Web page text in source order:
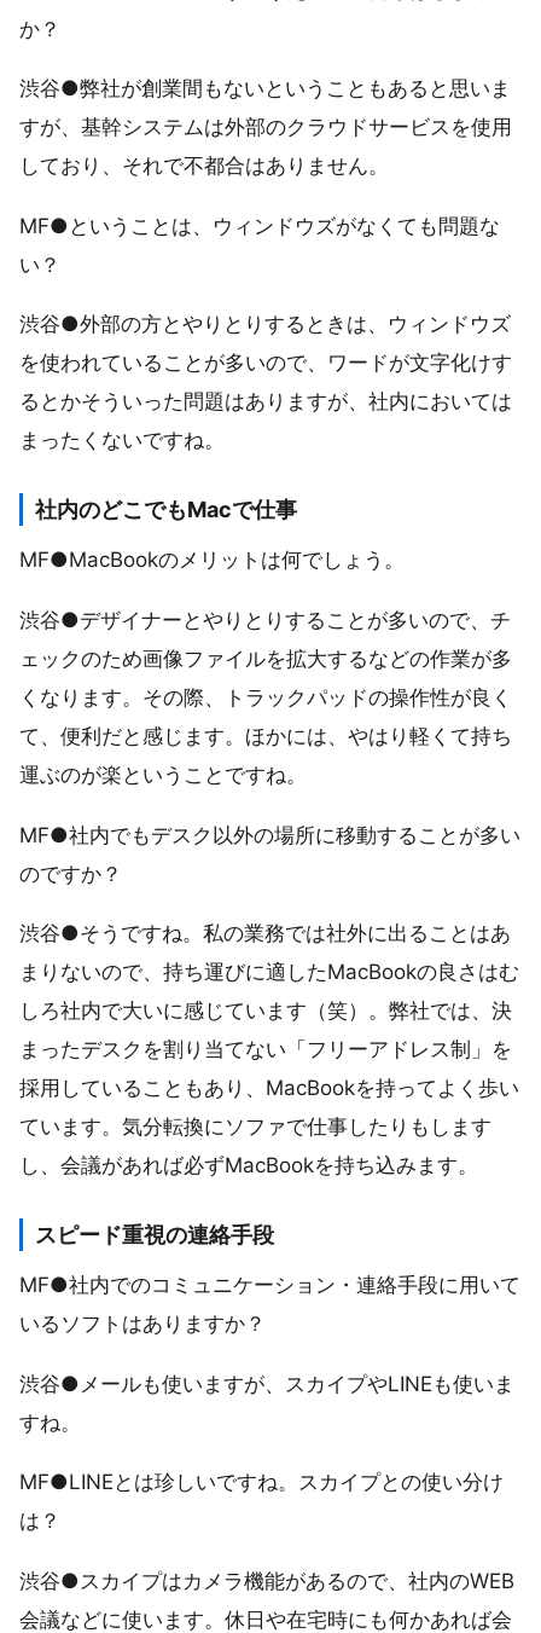
か？
渋谷●弊社が創業間もないということもあると思いま
すが、基幹システムは外部のクラウドサービスを使用
しており、それで不都合はありません。
MF●ということは、ウィンドウズがなくても問題な
い？
渋谷●外部の方とやりとりするときは、ウィンドウズ
を使われていることが多いので、ワードが文字化けす
るとかそういった問題はありますが、社内においては
まったくないですね。
社内のどこでもMacで仕事
MF●MacBookのメリットは何でしょう。
渋谷●デザイナーとやりとりすることが多いので、チ
ェックのため画像ファイルを拡大するなどの作業が多
くなります。その際、トラックパッドの操作性が良く
て、便利だと感じます。ほかには、やはり軽くて持ち
運ぶのが楽ということですね。
MF●社内でもデスク以外の場所に移動することが多い
のですか？
渋谷●そうですね。私の業務では社外に出ることはあ
まりないので、持ち運びに適したMacBookの良さはむ
しろ社内で大いに感じています（笑）。弊社では、決
まったデスクを割り当てない「フリーアドレス制」を
採用していることもあり、MacBookを持ってよく歩い
ています。気分転換にソファで仕事したりもします
し、会議があれば必ずMacBookを持ち込みます。
スピード重視の連絡手段
MF●社内でのコミュニケーション・連絡手段に用いて
いるソフトはありますか？
渋谷●メールも使いますが、スカイプやLINEも使いま
すね。
MF●LINEとは珍しいですね。スカイプとの使い分け
は？
渋谷●スカイプはカメラ機能があるので、社内のWEB
会議などに使います。休日や在宅時にも何かあれば会